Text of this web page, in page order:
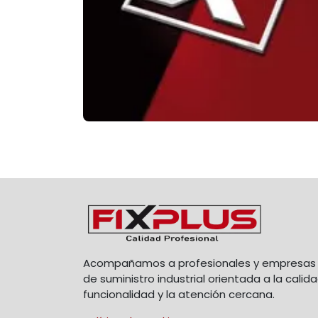
Acompañamos a profesionales y
de suministro industrial orientada a la
funcionalidad y la atención cercana.